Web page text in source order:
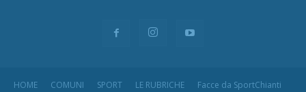
HOME COMUNI SPORT LE RUBRICHE
Facce da SportChianti